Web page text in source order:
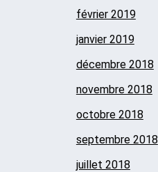
février 2019
janvier 2019
décembre 2018
novembre 2018
octobre 2018
septembre 2018
juillet 2018